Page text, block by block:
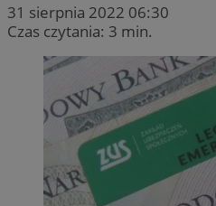
31 sierpnia 2022 06:30
Czas czytania: 3 min.